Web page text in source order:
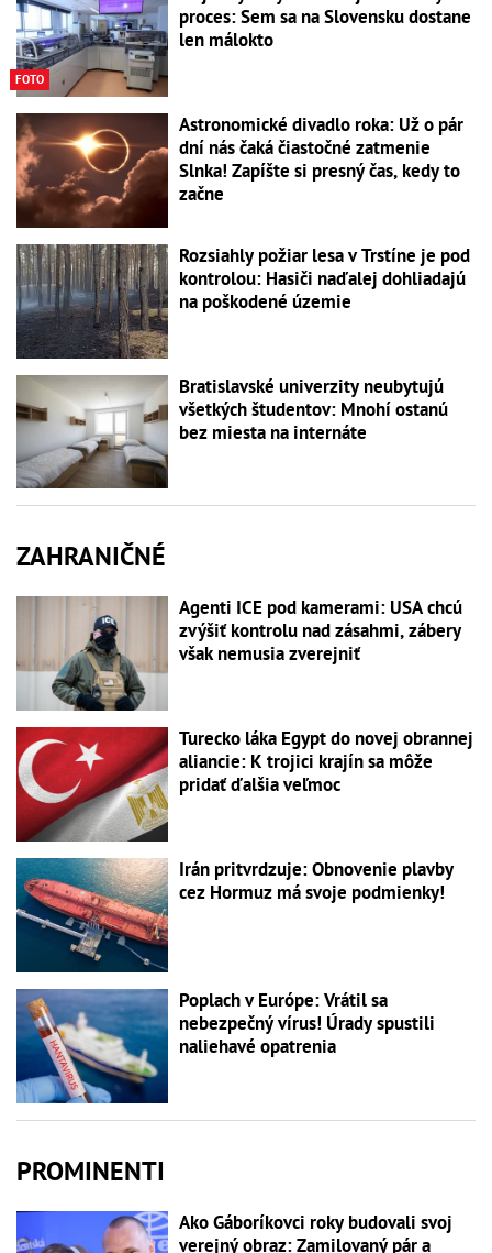
FOTO
proces: Sem sa na Slovensku dostane
len málokto
Astronomické divadlo roka: Už o pár
dní nás čaká čiastočné zatmenie
Slnka! Zapíšte si presný čas, kedy to
začne
Rozsiahly požiar lesa v Trstíne je pod
kontrolou: Hasiči naďalej dohliadajú
na poškodené územie
Bratislavské univerzity neubytujú
všetkých študentov: Mnohí ostanú
bez miesta na internáte
ZAHRANIČNÉ
Agenti ICE pod kamerami: USA chcú
zvýšiť kontrolu nad zásahmi, zábery
však nemusia zverejniť
Turecko láka Egypt do novej obrannej
aliancie: K trojici krajín sa môže
pridať ďalšia veľmoc
Irán pritvrdzuje: Obnovenie plavby
cez Hormuz má svoje podmienky!
Poplach v Európe: Vrátil sa
nebezpečný vírus! Úrady spustili
naliehavé opatrenia
PROMINENTI
Ako Gáboríkovci roky budovali svoj
verejný obraz: Zamilovaný pár a